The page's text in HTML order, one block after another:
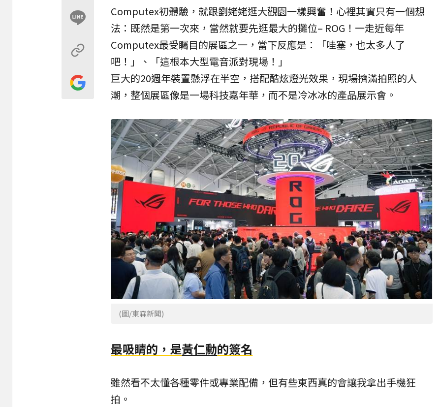
Computex初體驗，就跟劉姥姥逛大觀園一樣興奮！心裡其實只有一個想
法：既然是第一次來，當然就要先逛最大的攤位– ROG ！一走近每年
Computex最受矚目的展區之一，當下反應是：「哇塞，也太多人了
吧！」、「這根本大型電音派對現場！」
巨大的20週年裝置懸浮在半空，搭配酷炫燈光效果，現場擠滿拍照的人
潮，整個展區像是一場科技嘉年華，而不是冷冰冰的產品展示會。
(圖/東森新聞)
最吸睛的，是黃仁勳的簽名
雖然看不太懂各種零件或專業配備，但有些東西真的會讓我拿出手機狂
拍。